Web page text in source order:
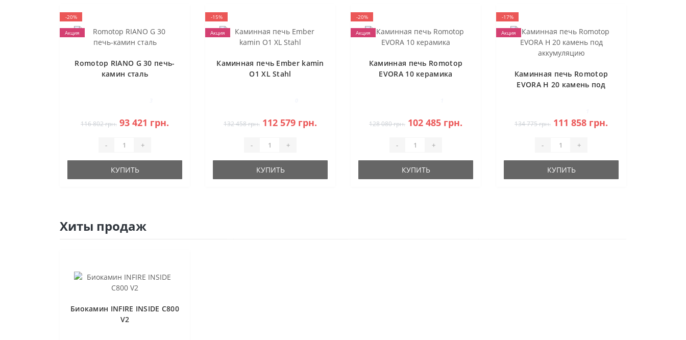
-20%
Акция
Romotop RIANO G 30 печь-
камин сталь
116 802 грн. 93 421 грн.
- +
КУПИТЬ
-15%
Акция
Каминная печь Ember kamin
O1 XL Stahl
132 458 грн. 112 579 грн.
- +
КУПИТЬ
-20%
Акция
Каминная печь Romotop
EVORA 10 керамика
128 080 грн. 102 485 грн.
- +
КУПИТЬ
-17%
Акция
Каминная печь Romotop
EVORA H 20 камень под
134 775 грн. 111 858 грн.
- +
КУПИТЬ
Хиты продаж
Биокамин INFIRE INSIDE C800
V2